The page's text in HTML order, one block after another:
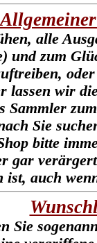
alle
und zum
lassen wir
Sammler
Sie
bitte
gar
auch
Sie